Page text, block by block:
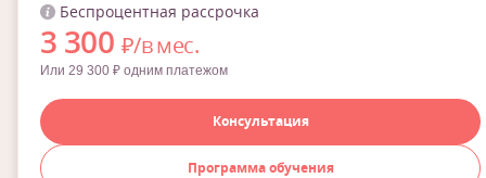
Беспроцентная рассрочка
3 300 ₽/в мес.
Или 29 300 ₽ одним платежом
Консультация
Программа обучения